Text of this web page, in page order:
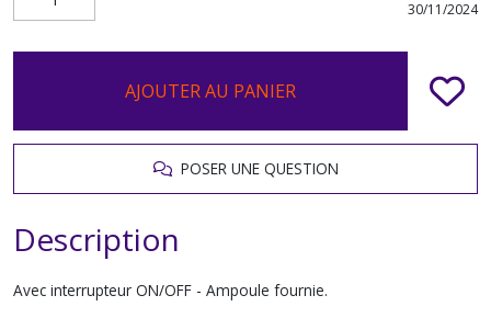
30/11/2024
AJOUTER AU PANIER
POSER UNE QUESTION
Description
Avec interrupteur ON/OFF - Ampoule fournie.